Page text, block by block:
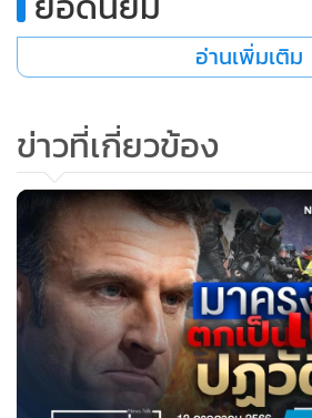
เลือกนายกฯ เป็นไปได้ไหม รศ.พรชัยกล่
ว่าจะปล่อยมือก้าวไกลไหม แต่ถ้าจับไปเรื่
ยกเว้นอีกฝ่ายรอไม่ไหวตั้งรัฐบาลเสียงข้
เพื่อไทยเอาตัวเองไปผูกกับก้าวไกล เป็
เพราะฉะนั้นจะแกะฉันทานุมัติแล้วแยก
ลำบากมาก จะเป็นประเด็นให้ฐานเสียง
ปฏิกิริยาหลังตั้งรัฐบาล หรือเลือกตั้งครั้
ถึงขนาดไหน ถ้าทักษิณอยากกลับบ้านก็
อ่านเพิ่มเติม
ข่าวที่เกี่ยวข้อง